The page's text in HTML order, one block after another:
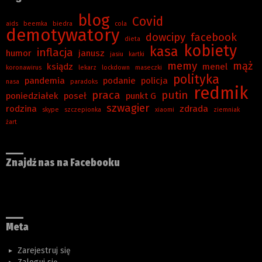
aids beemka biedra blog cola Covid
demotywatory dieta dowcipy facebook
humor inflacja janusz jasiu kartki kasa kobiety
koronawirus ksiądz lekarz lockdown maseczki memy menel mąż
nasa pandemia paradoks podanie policja polityka
poniedziałek poseł praca punkt G putin redmik
rodzina skype szczepionka szwagier xiaomi zdrada
ziemniak
żart
Znajdź nas na Facebooku
Meta
Zarejestruj się